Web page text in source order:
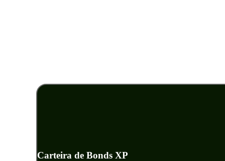
Carteira de Bonds XP